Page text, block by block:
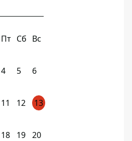
Пт Сб Вс
4 5 6
11 12 13
18 19 20